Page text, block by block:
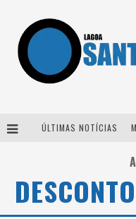
ÚLTIMAS NOTÍCIAS